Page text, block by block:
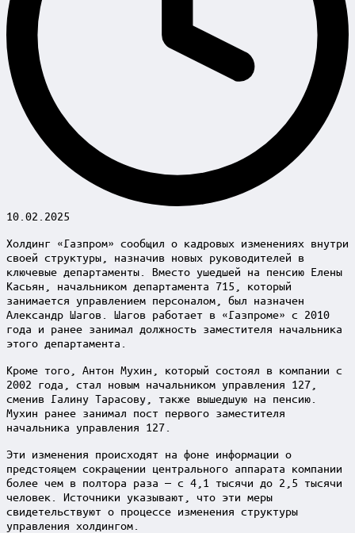
10.02.2025
Холдинг «Газпром» сообщил о кадровых изменениях внутри
своей структуры, назначив новых руководителей в
ключевые департаменты. Вместо ушедшей на пенсию Елены
Касьян, начальником департамента 715, который
занимается управлением персоналом, был назначен
Александр Шагов. Шагов работает в «Газпроме» с 2010
года и ранее занимал должность заместителя начальника
этого департамента.
Кроме того, Антон Мухин, который состоял в компании с
2002 года, стал новым начальником управления 127,
сменив Галину Тарасову, также вышедшую на пенсию.
Мухин ранее занимал пост первого заместителя
начальника управления 127.
Эти изменения происходят на фоне информации о
предстоящем сокращении центрального аппарата компании
более чем в полтора раза — с 4,1 тысячи до 2,5 тысячи
человек. Источники указывают, что эти меры
свидетельствуют о процессе изменения структуры
управления холдингом.